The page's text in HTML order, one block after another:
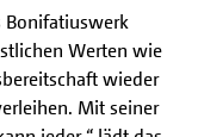
Bonifatiuswerk
Werten wie
wieder
Mit seiner